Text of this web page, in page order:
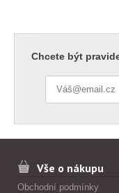
Chcete být
Vše o nákupu
Obchodní podmínky